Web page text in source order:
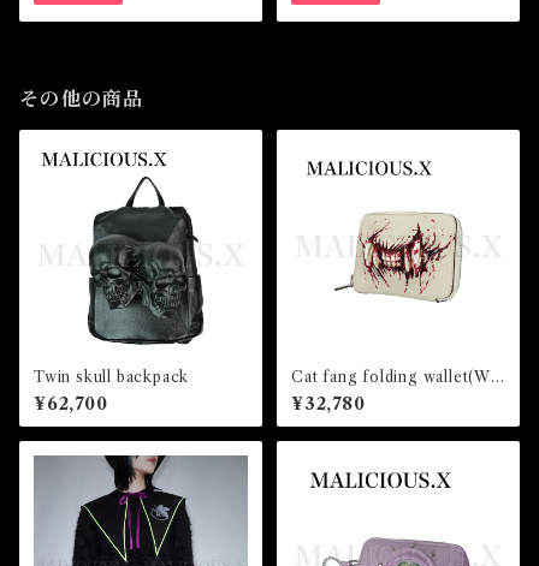
その他の商品
Twin skull backpack
¥62,700
Cat fang folding wallet(Whi
te)/blood
¥32,780